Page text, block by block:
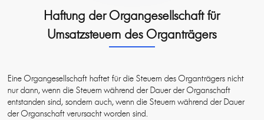
Haftung der Organgesellschaft für
Umsatzsteuern des Organträgers
Eine Organgesellschaft haftet für die Steuern des Organträgers nicht
nur dann, wenn die Steuern während der Dauer der Organschaft
entstanden sind, sondern auch, wenn die Steuern während der Dauer
der Organschaft verursacht worden sind.